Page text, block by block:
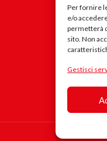
Per fornire
e/o
permetterà
sito. Non
Gestisci